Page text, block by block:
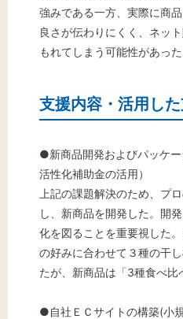
強みである一方、実際に商
良さが伝わりにくく、ネッ
もれてしまう可能性があっ
支援内容・活用し
●新商品開発およびパッケ
活性化補助金の活用）
上記の課題解決のため、プ
し、新商品を開発した。開
化を図ることを重要視した
の好みに合わせて３種の干
たが、新商品は「3種食べ比
●自社ＥＣサイトの構築(小